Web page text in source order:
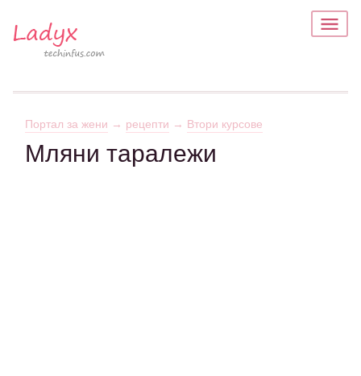
Портал за жени → рецепти → Втори курсове
Мляни таралежи